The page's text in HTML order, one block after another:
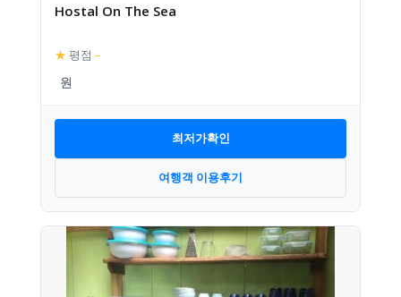
Hostal On The Sea
★ 평점 –
최저가확인
여행객 이용후기